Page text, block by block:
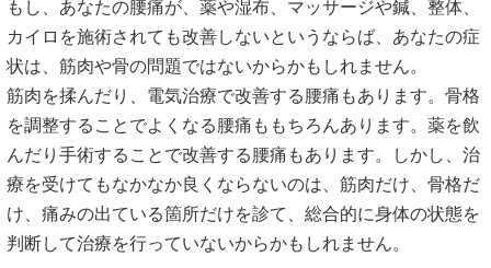
もし、あなたの腰痛が、薬や湿布、マッサージや鍼、整体、
カイロを施術されても改善しないというならば、あなたの症
状は、筋肉や骨の問題ではないからかもしれません。
筋肉を揉んだり、電気治療で改善する腰痛もあります。骨格
を調整することでよくなる腰痛ももちろんあります。薬を飲
んだり手術することで改善する腰痛もあります。しかし、治
療を受けてもなかなか良くならないのは、筋肉だけ、骨格だ
け、痛みの出ている箇所だけを診て、総合的に身体の状態を
判断して治療を行っていないからかもしれません。